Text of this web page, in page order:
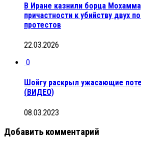
В Иране казнили борца
причастности к убийству двух
протестов
22.03.2026
0
Шойгу раскрыл ужасающие
(ВИДЕО)
08.03.2023
Добавить комментарий